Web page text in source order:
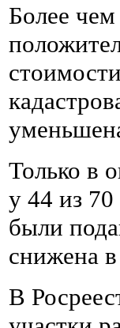
Более
Только в
у 44 из
были
снижена
В